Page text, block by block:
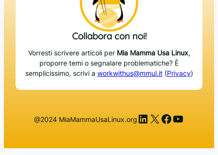
Collabora con noi!
Vorresti scrivere articoli per Mia Mamma Usa Linux,
proporre temi o segnalare problematiche? È
semplicissimo, scrivi a workwithus@mmul.it(Privacy)
@2024 MiaMammaUsaLinux.org LinkedIn
X Facebook